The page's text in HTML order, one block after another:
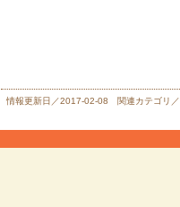
情報更新日／2017-02-08 関連カテゴリ／